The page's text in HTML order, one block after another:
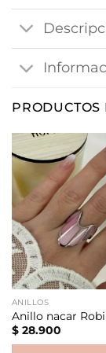
ANILLOS
Anillo nacar
$28.900